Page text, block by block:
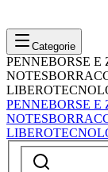
Categorie
PENNEBORSE E
NOTES
LIBERO
PENNEBORSE E
NOTES
LIBERO